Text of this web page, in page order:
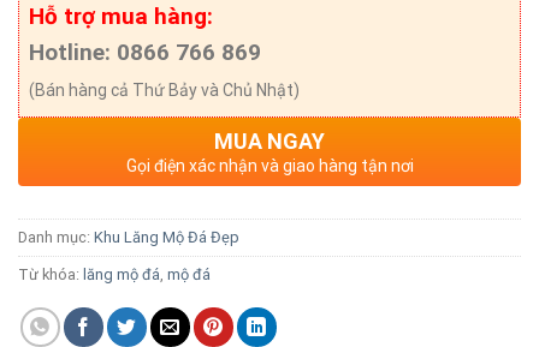
Hỗ trợ mua hàng:
Hotline: 0866 766 869
(Bán hàng cả Thứ Bảy và Chủ Nhật)
MUA NGAY
Gọi điện xác nhận và giao hàng tận nơi
Danh mục: Khu Lăng Mộ Đá Đẹp
Từ khóa: lăng mộ đá mộ đá